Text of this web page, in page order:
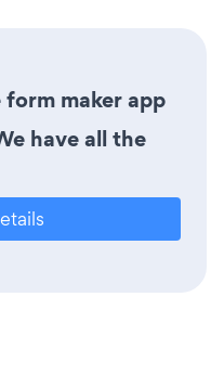
maker app
have all the